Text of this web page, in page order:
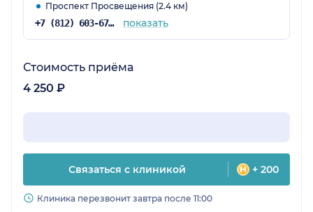
Проспект Просвещения (2.4 км)
+7 (812) 603-67-48 показать
Стоимость приёма
4 250 ₽
Связаться с клиникой + 200
Клиника перезвонит завтра после 11:00